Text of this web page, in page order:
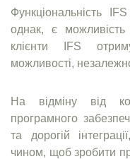
Функціональність
однак, є можливість
клієнти IFS
можливості,
На відміну від
програмного
та дорогій
чином, щоб зробити